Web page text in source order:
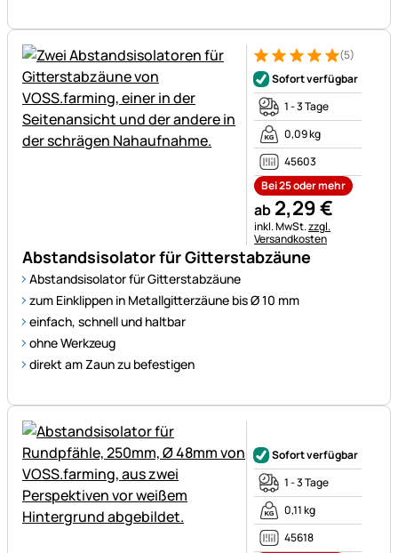
Abstandsisolator für Gitterstabzäune
Abstandsisolator für Gitterstabzäune
zum Einklippen in Metallgitterzäune bis Ø 10 mm
einfach, schnell und haltbar
ohne Werkzeug
direkt am Zaun zu befestigen
Bewertung: 5 von 5 (5
5 Bewertungen
(5)
Sofort verfügbar
1 - 3 Tage
0,09 kg
45603
Bei 25 oder mehr
ab 2,29€
Steuerhinweis:
inkl. MwSt.zzgl.
Versandkosten
Sofort verfügbar
1 - 3 Tage
0,11 kg
45618